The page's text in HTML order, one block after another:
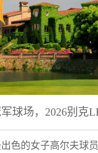
球场，2026别克
色的女子高尔夫球